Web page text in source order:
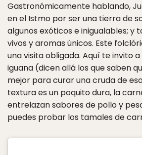
Gastronómicamente hablando,
en el Istmo por ser una tierra de
algunos exóticos e inigualables; y
vivos y aromas únicos. Este
una visita obligada. Aquí te invito
iguana (dicen allá los que saben
mejor para curar una cruda de
textura es un poquito dura, la
entrelazan sabores de pollo y
puedes probar los tamales de